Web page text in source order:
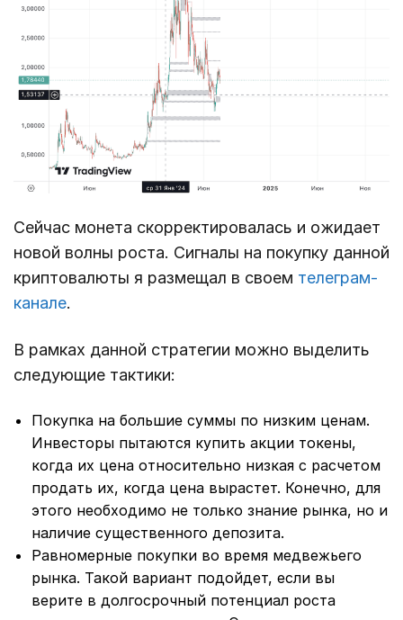
Сейчас монета скорректировалась и ожидает
новой волны роста. Сигналы на покупку данной
криптовалюты я размещал в своем телеграм-
канале.
В рамках данной стратегии можно выделить
следующие тактики:
Покупка на большие суммы по низким ценам.
Инвесторы пытаются купить акции токены,
когда их цена относительно низкая с расчетом
продать их, когда цена вырастет. Конечно, для
этого необходимо не только знание рынка, но и
наличие существенного депозита.
Равномерные покупки во время медвежьего
рынка. Такой вариант подойдет, если вы
верите в долгосрочный потенциал роста